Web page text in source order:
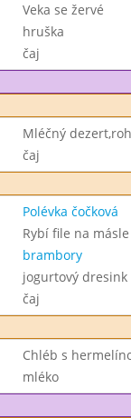
Veka se žervé
hruška
čaj
Mléčný
čaj
Polévka čočková
Rybí file na másle
brambory
jogurtový dresink
čaj
Chléb s
mléko